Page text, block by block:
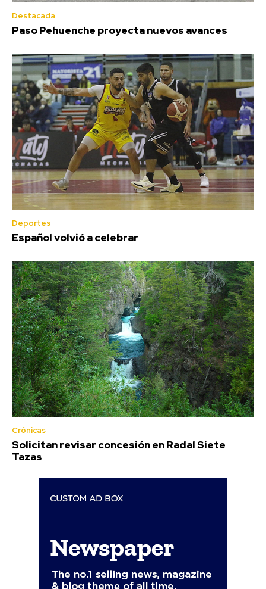
Destacada
Paso Pehuenche proyecta nuevos avances
Deportes
Español volvió a celebrar
Crónicas
Solicitan revisar concesión en Radal Siete
Tazas